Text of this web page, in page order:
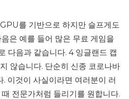
를 기반으로 하지만 슬프게도
은 예를 들어 많은 무료 게임을
다음과 같습니다. 4 잉글랜드 캡
않습니다. 단순히 신종 코로나바
이것이 사실이라면 여러분이 러
전문가처럼 들리기를 원합니다.